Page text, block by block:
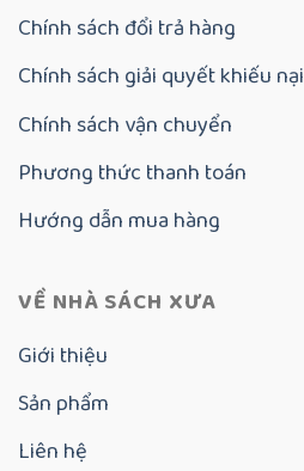
Chính sách đổi trả hàng
Chính sách giải quyết khiếu nại
Chính sách vận chuyển
Phương thức thanh toán
Hướng dẫn mua hàng
VỀ NHÀ SÁCH XƯA
Giới thiệu
Sản phẩm
Liên hệ